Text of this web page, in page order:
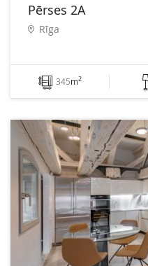
Pērses 2A
Rīga
345m2